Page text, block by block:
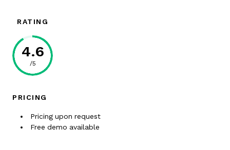
RATING
4.6
/5
PRICING
Pricing upon request
Free demo available